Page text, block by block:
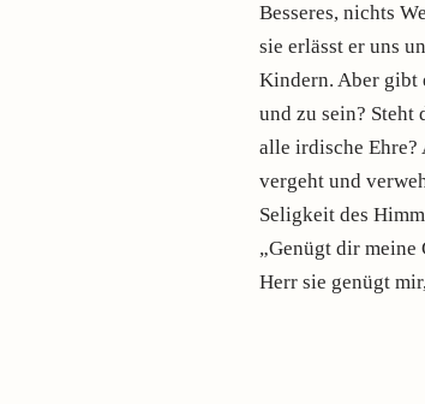
Besseres, nichts
sie erlässt er uns
Kindern. Aber gibt
und zu sein?
alle irdische
vergeht und
Seligkeit des
„Genügt dir meine
Herr sie genügt